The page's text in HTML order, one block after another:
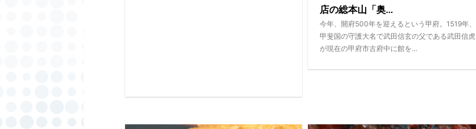
店の総本山「奥...
今年、開府500年を迎えるという甲府。1519年、
甲斐国の守護大名で武田信玄の父である武田信虎
が現在の甲府市古府中に館を…